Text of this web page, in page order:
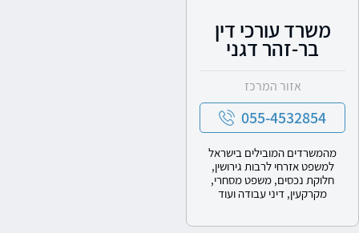
משרד עורכי דין
בר-זהר דגני
אזור המרכז
055-4532854
מהמשרדים המובילים בישראל
למשפט אזרחי לרבות גירושין,
חלוקת נכסים, משפט מסחרי,
מקרקעין, דיני עבודה ועוד